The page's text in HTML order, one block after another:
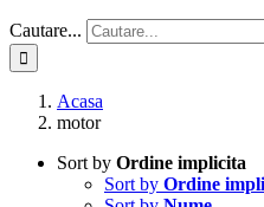
Cautare...
Acasa
motor
Sort by Ordine implicita
Sort by Ordine